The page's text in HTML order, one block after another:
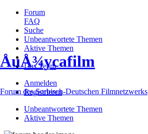
Forum
FAQ
Suche
Unbeantwortete Themen
Aktive Themen
Das Team
Anmelden
Registrieren
Unbeantwortete Themen
Aktive Themen
ÅuÅ¾ycafilm
Forum des Sorbisch-Deutschen Filmnetzwerks